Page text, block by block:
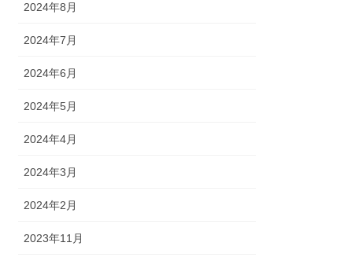
2024年8月
2024年7月
2024年6月
2024年5月
2024年4月
2024年3月
2024年2月
2023年11月